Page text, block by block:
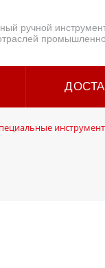
ручной